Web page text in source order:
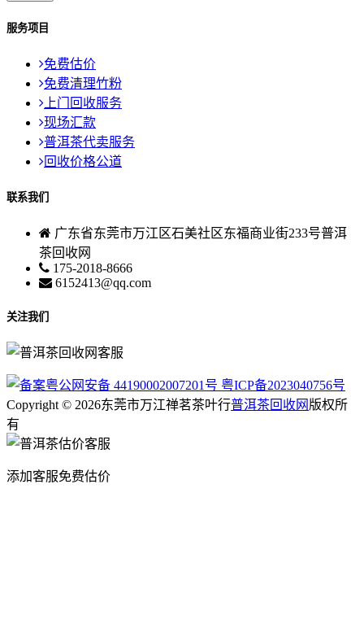
服务项目
免费估价
免费清理竹粉
上门回收服务
现场汇款
普洱茶代卖服务
回收价格公道
联系我们
广东省东莞市万江区石美社区东福商业街233号普洱
茶回收网
175-2018-8666
6152413@qq.com
关注我们
粤公网安备 44190002007201号 粤ICP备2023040756号
Copyright © 2026东莞市万江禅茗茶叶行普洱茶回收网 版权所
有
添加客服免费估价